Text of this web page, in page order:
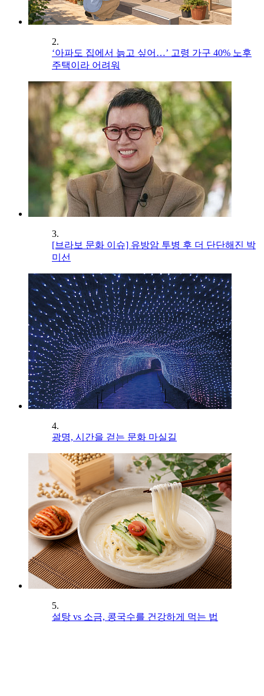
2.
‘아파도 집에서 늙고 싶어…’ 고령 가구 40% 노후
주택이라 어려워
3.
[브라보 문화 이슈] 유방암 투병 후 더 단단해진 박
미선
4.
광명, 시간을 걷는 문화 마실길
5.
설탕 vs 소금, 콩국수를 건강하게 먹는 법